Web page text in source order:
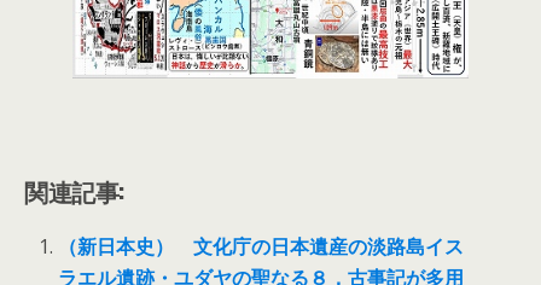
関連記事:
（新日本史） 文化庁の日本遺産の淡路島イス
ラエル遺跡・ユダヤの聖なる８，古事記が多用